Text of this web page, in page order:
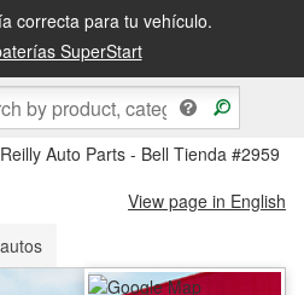
correcta para tu vehículo.
SuperStart
siguiente o recógela en la tienda
Auto Parts - Bell Tienda #2959
View page in English